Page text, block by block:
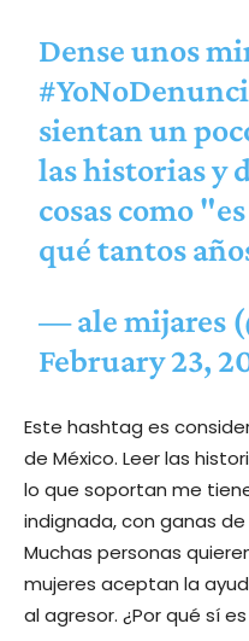
Dense unos
sientan un
las historias y
cosas como
qué tantos
— ale mijares
February 23,
Este hashtag es
de México. Leer las
lo que soportan me
indignada, con ganas
Muchas personas
mujeres aceptan la
al agresor. ¿Por qué sí